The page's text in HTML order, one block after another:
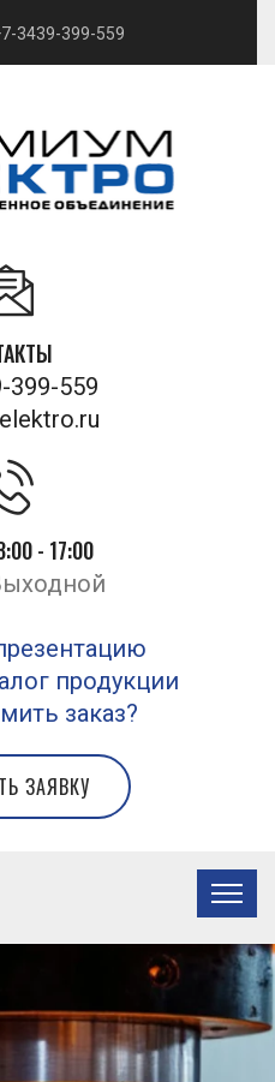
3439-399-559
399-559
- 17:00
продукции
заказ?
ЗАЯВКУ